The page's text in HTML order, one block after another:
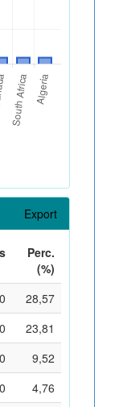
Export
Perc.
(%)
28,57
23,81
9,52
4,76